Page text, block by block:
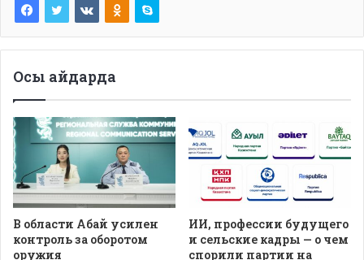
Осы айдарда
В области Абай усилен
контроль за оборотом
оружия
ИИ, профессии будущего
и сельские кадры — о чем
спорили партии на